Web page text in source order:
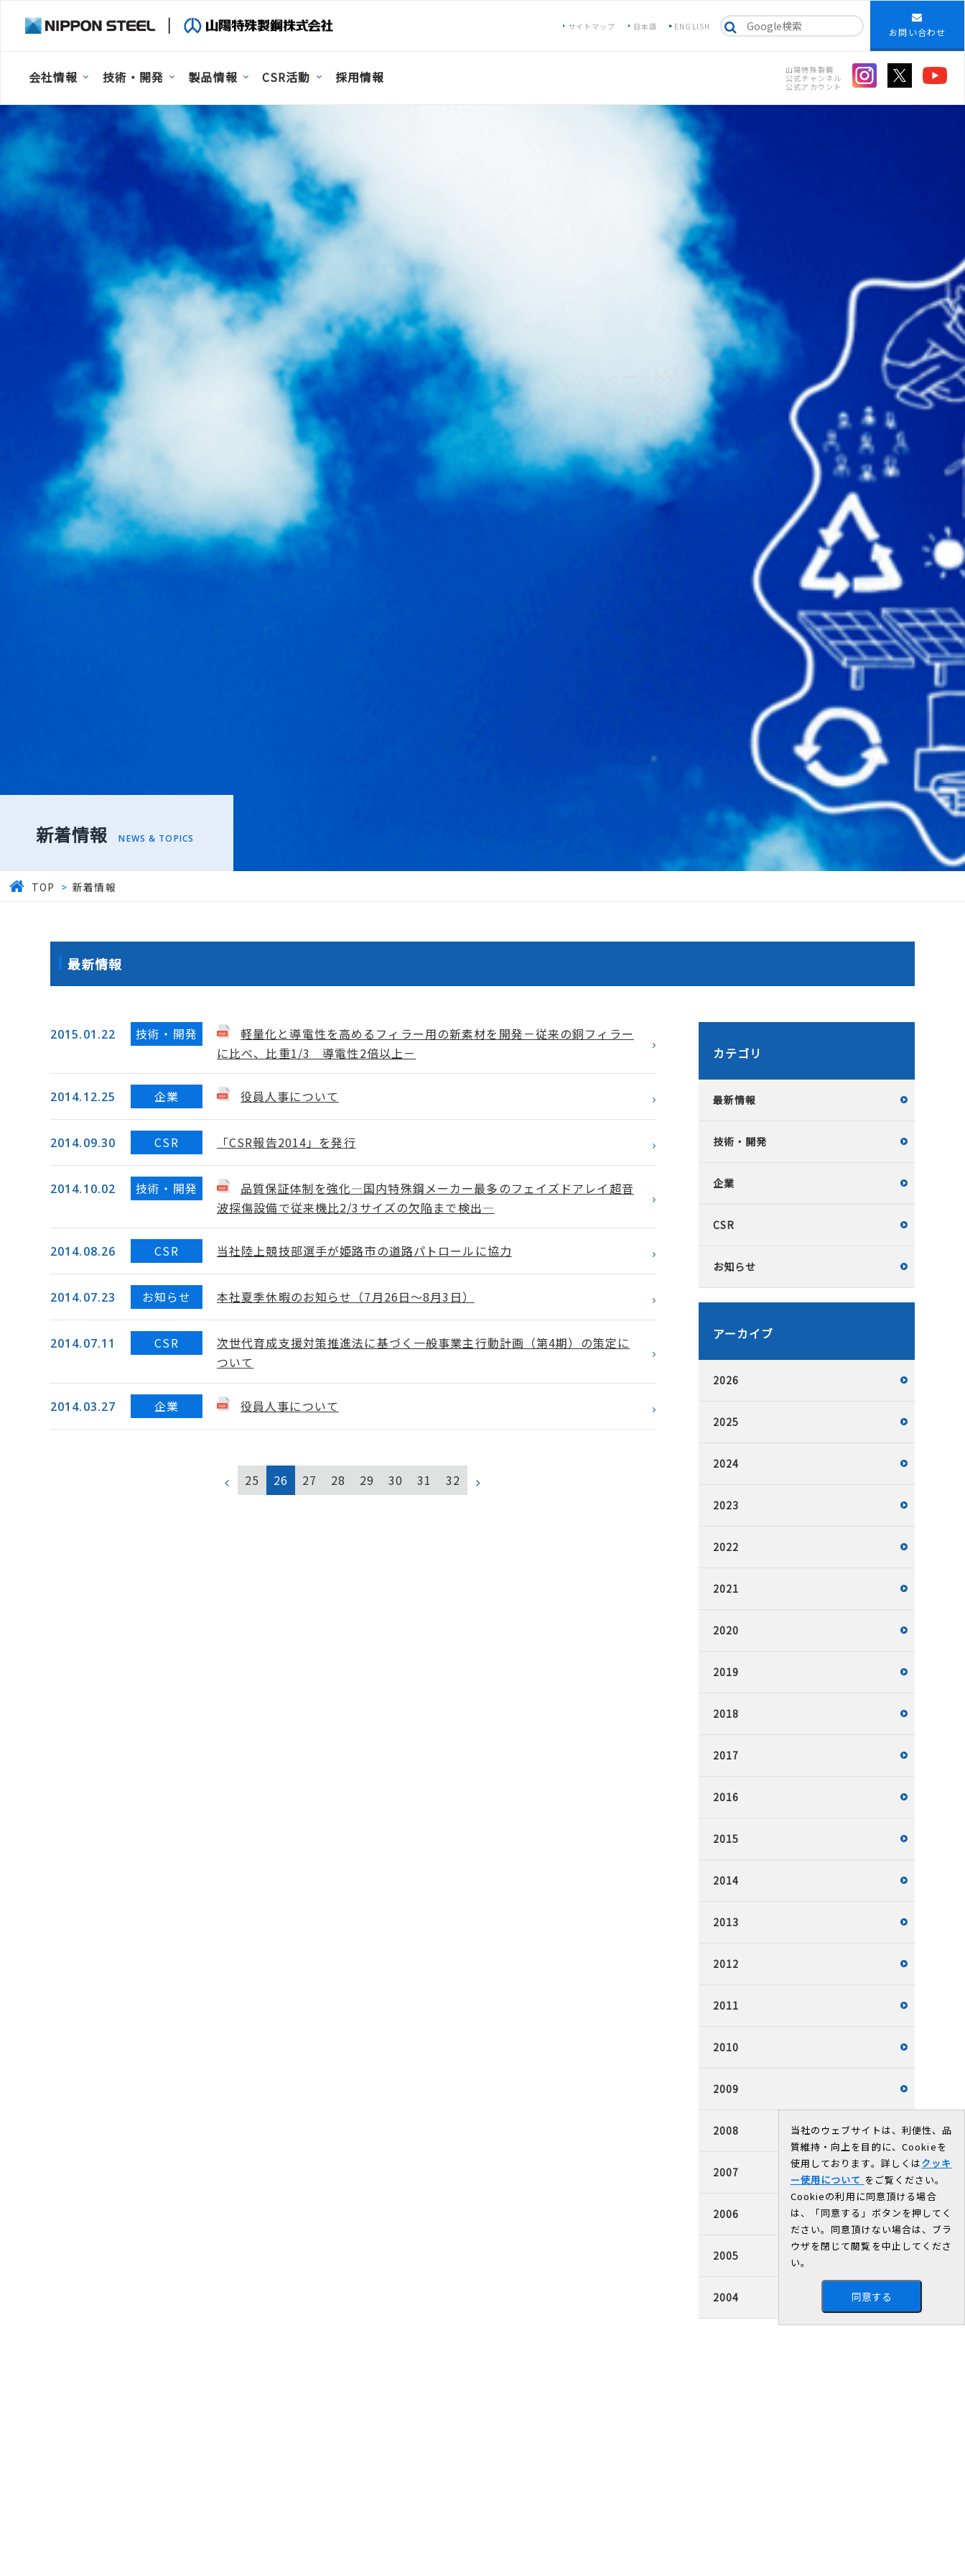
サイトマップ 日本語 ENGLISH お問い合わせ
会社情報 技術・開発 製品情報 CSR活動 採用情報
山陽特殊製鋼
公式チャンネル
公式アカウント
新着情報 NEWS & TOPICS
TOP > 新着情報
最新情報
2015.01.22 技術・開発
軽量化と導電性を高めるフィラー用の新素材を開発－従来の銅フィラー
に比べ、比重1/3 導電性2倍以上－
2014.12.25 企業 役員人事について
2014.09.30 CSR 「CSR報告2014」を発行
2014.10.02 技術・開発
品質保証体制を強化―国内特殊鋼メーカー最多のフェイズドアレイ超音
波探傷設備で従来機比2/3サイズの欠陥まで検出―
2014.08.26 CSR 当社陸上競技部選手が姫路市の道路パトロールに協力
2014.07.23 お知らせ 本社夏季休暇のお知らせ（7月26日～8月3日）
2014.07.11 CSR
次世代育成支援対策推進法に基づく一般事業主行動計画（第4期）の策定に
ついて
2014.03.27 企業 役員人事について
25 26 27 28 29 30 31 32
カテゴリ
最新情報
技術・開発
企業
CSR
お知らせ
アーカイブ
2026
2025
2024
2023
2022
2021
2020
2019
2018
2017
2016
2015
2014
2013
2012
2011
2010
2009
2008
2007
2006
2005
2004
当社のウェブサイトは、利便性、品
質維持・向上を目的に、Cookieを
使用しております。詳しくはクッキ
ー使用について をご覧ください。
Cookieの利用に同意頂ける場合
は、「同意する」ボタンを押してく
ださい。同意頂けない場合は、ブラ
ウザを閉じて閲覧を中止してくださ
い。
同意する